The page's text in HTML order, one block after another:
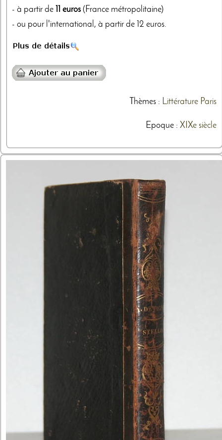
- à partir de
11 euros (France métropolitaine)
- ou pour l'international, à partir de 12 euros.
Thèmes: Littérature Paris
Epoque : XIXe siècle